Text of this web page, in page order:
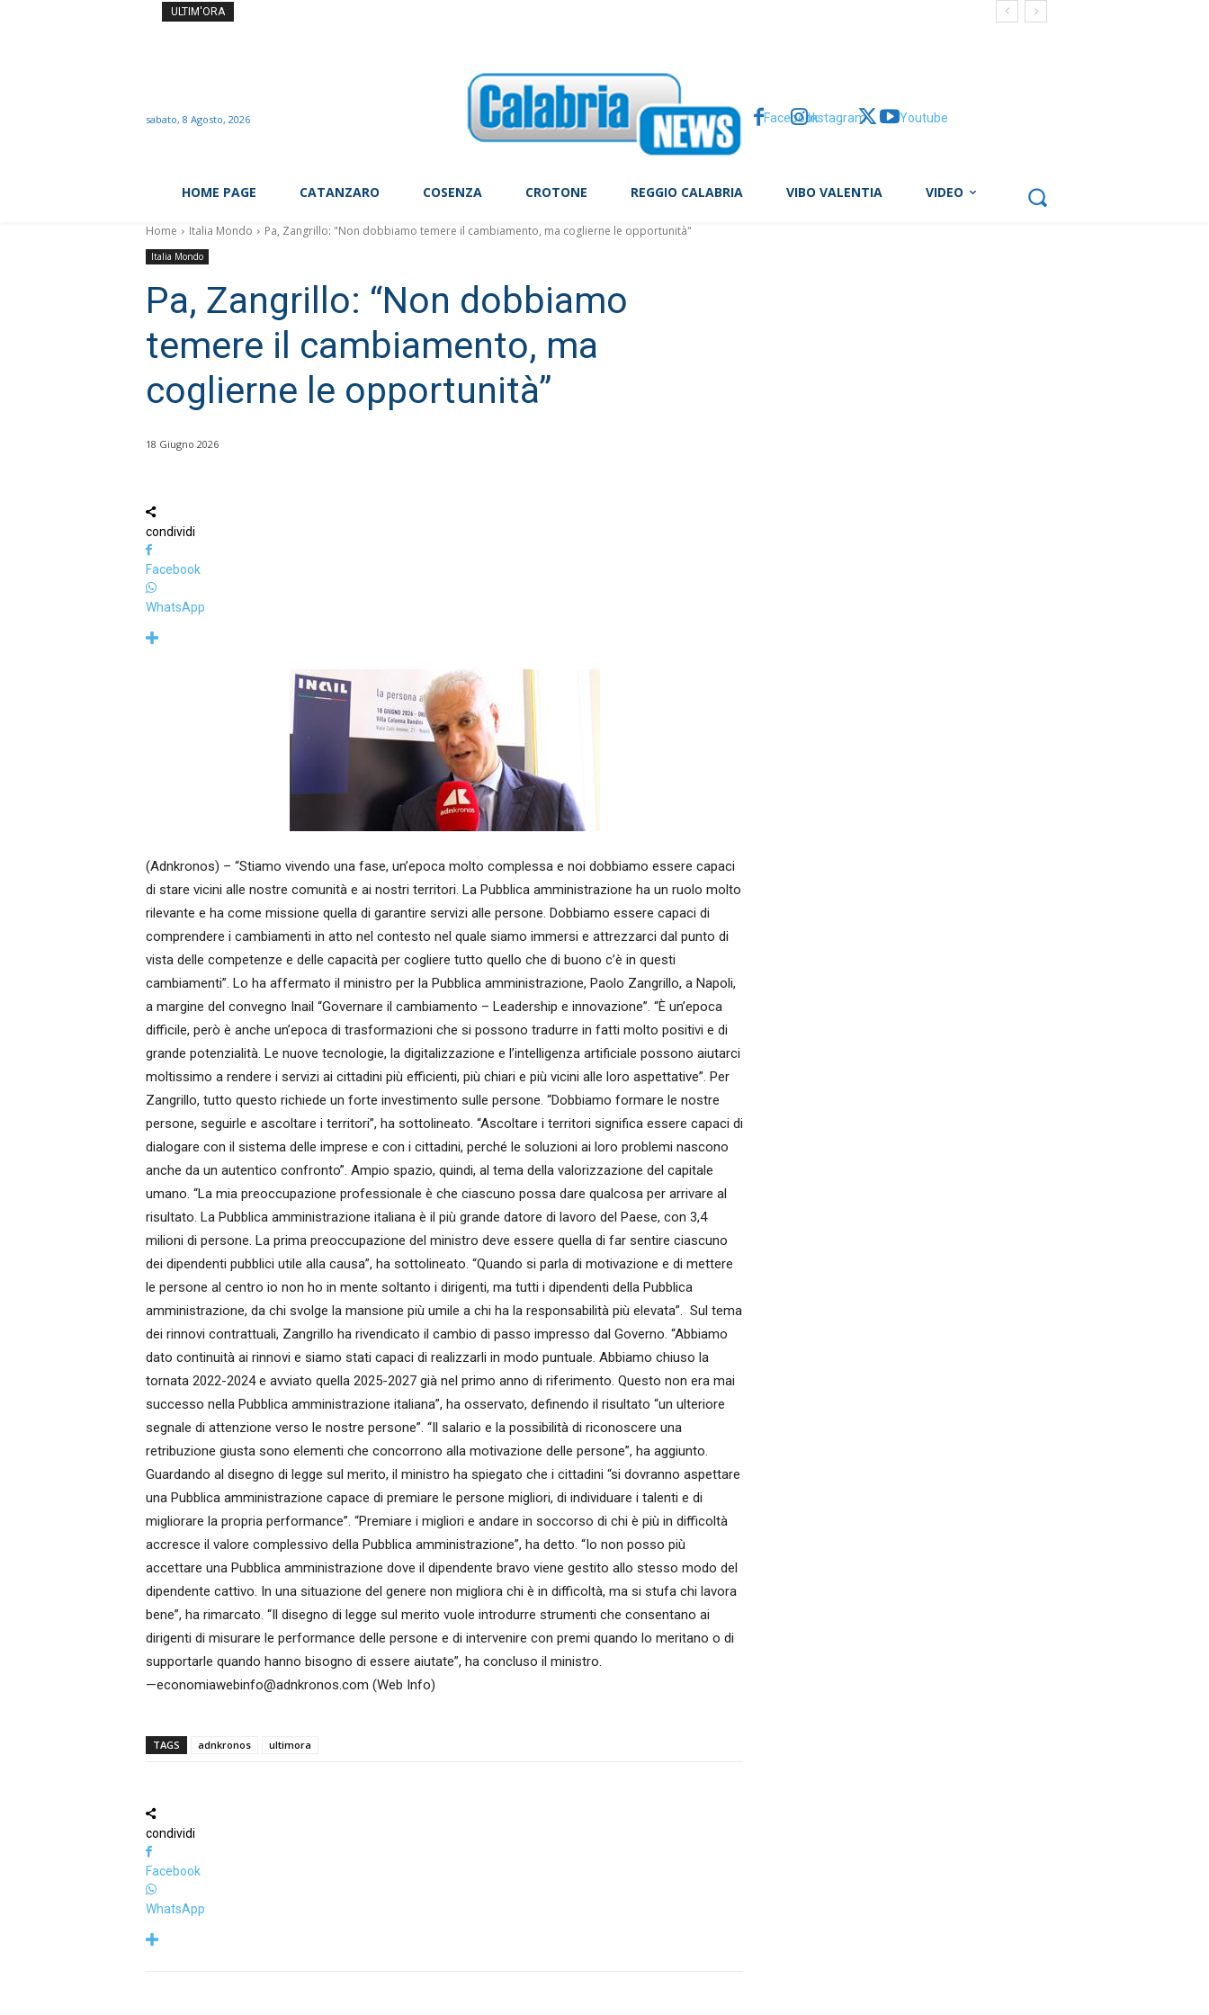
ULTIM'ORA
sabato, 8 Agosto, 2026 FacebookInstagram X Youtube
HOME PAGE CATANZARO COSENZA CROTONE REGGIO CALABRIA VIBO VALENTIA VIDEO
Home Italia Mondo Pa, Zangrillo: "Non dobbiamo temere il cambiamento, ma coglierne le opportunità"
Italia Mondo
Pa, Zangrillo: “Non dobbiamo
temere il cambiamento, ma
coglierne le opportunità”
18 Giugno 2026
condividi
Facebook
WhatsApp
(Adnkronos) – “Stiamo vivendo una fase, un’epoca molto complessa e noi dobbiamo essere capaci
di stare vicini alle nostre comunità e ai nostri territori. La Pubblica amministrazione ha un ruolo molto
rilevante e ha come missione quella di garantire servizi alle persone. Dobbiamo essere capaci di
comprendere i cambiamenti in atto nel contesto nel quale siamo immersi e attrezzarci dal punto di
vista delle competenze e delle capacità per cogliere tutto quello che di buono c’è in questi
cambiamenti”. Lo ha affermato il ministro per la Pubblica amministrazione, Paolo Zangrillo, a Napoli,
a margine del convegno Inail “Governare il cambiamento – Leadership e innovazione”. “È un’epoca
difficile, però è anche un’epoca di trasformazioni che si possono tradurre in fatti molto positivi e di
grande potenzialità. Le nuove tecnologie, la digitalizzazione e l’intelligenza artificiale possono aiutarci
moltissimo a rendere i servizi ai cittadini più efficienti, più chiari e più vicini alle loro aspettative”. Per
Zangrillo, tutto questo richiede un forte investimento sulle persone. “Dobbiamo formare le nostre
persone, seguirle e ascoltare i territori”, ha sottolineato. “Ascoltare i territori significa essere capaci di
dialogare con il sistema delle imprese e con i cittadini, perché le soluzioni ai loro problemi nascono
anche da un autentico confronto”. Ampio spazio, quindi, al tema della valorizzazione del capitale
umano. “La mia preoccupazione professionale è che ciascuno possa dare qualcosa per arrivare al
risultato. La Pubblica amministrazione italiana è il più grande datore di lavoro del Paese, con 3,4
milioni di persone. La prima preoccupazione del ministro deve essere quella di far sentire ciascuno
dei dipendenti pubblici utile alla causa”, ha sottolineato. “Quando si parla di motivazione e di mettere
le persone al centro io non ho in mente soltanto i dirigenti, ma tutti i dipendenti della Pubblica
amministrazione, da chi svolge la mansione più umile a chi ha la responsabilità più elevata”. Sul tema
dei rinnovi contrattuali, Zangrillo ha rivendicato il cambio di passo impresso dal Governo. “Abbiamo
dato continuità ai rinnovi e siamo stati capaci di realizzarli in modo puntuale. Abbiamo chiuso la
tornata 2022-2024 e avviato quella 2025-2027 già nel primo anno di riferimento. Questo non era mai
successo nella Pubblica amministrazione italiana”, ha osservato, definendo il risultato “un ulteriore
segnale di attenzione verso le nostre persone”. “Il salario e la possibilità di riconoscere una
retribuzione giusta sono elementi che concorrono alla motivazione delle persone”, ha aggiunto.
Guardando al disegno di legge sul merito, il ministro ha spiegato che i cittadini “si dovranno aspettare
una Pubblica amministrazione capace di premiare le persone migliori, di individuare i talenti e di
migliorare la propria performance”. “Premiare i migliori e andare in soccorso di chi è più in difficoltà
accresce il valore complessivo della Pubblica amministrazione”, ha detto. “Io non posso più
accettare una Pubblica amministrazione dove il dipendente bravo viene gestito allo stesso modo del
dipendente cattivo. In una situazione del genere non migliora chi è in difficoltà, ma si stufa chi lavora
bene”, ha rimarcato. “Il disegno di legge sul merito vuole introdurre strumenti che consentano ai
dirigenti di misurare le performance delle persone e di intervenire con premi quando lo meritano o di
supportarle quando hanno bisogno di essere aiutate”, ha concluso il ministro.
—economiawebinfo@adnkronos.com (Web Info)
TAGS adnkronos ultimora
condividi
Facebook
WhatsApp